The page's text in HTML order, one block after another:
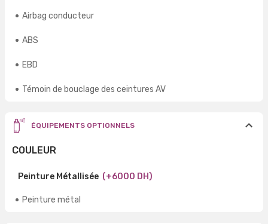
Airbag conducteur
ABS
EBD
Témoin de bouclage des ceintures AV
ÉQUIPEMENTS OPTIONNELS
COULEUR
Peinture Métallisée (+6000 DH)
Peinture métal